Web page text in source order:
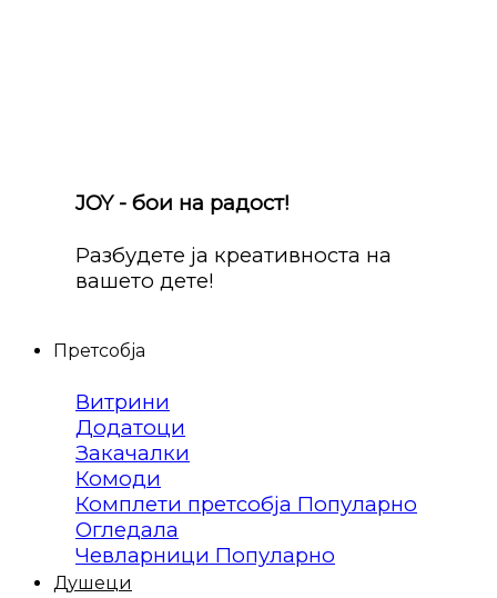
JOY - бои на радост!
Разбудете ја креативноста на
вашето дете!
Претсобја
Витрини
Додатоци
Закачалки
Комоди
Комплети претсобја
Огледала
Чевларници
Душеци